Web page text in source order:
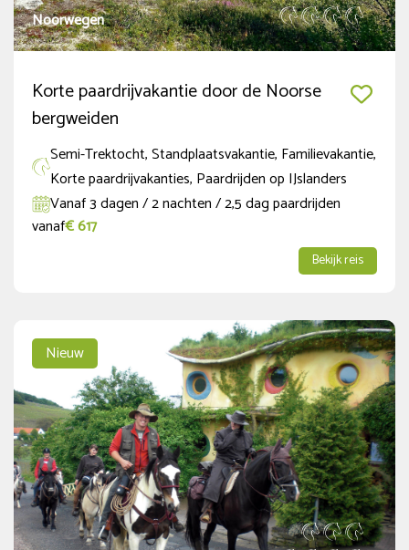
Noorwegen
Korte paardrijvakantie door de Noorse
bergweiden
Semi-Trektocht, Standplaatsvakantie, Familievakantie,
Korte paardrijvakanties, Paardrijden op IJslanders
Vanaf 3 dagen / 2 nachten / 2,5 dag paardrijden
vanaf€ 617
Bekijk reis
Nieuw